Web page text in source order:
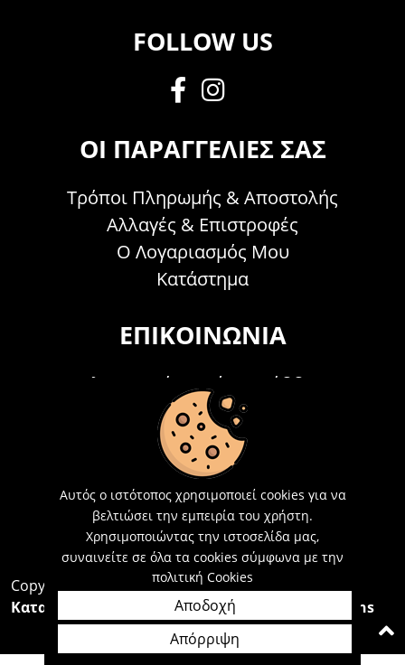
FOLLOW US
ΟΙ ΠΑΡΑΓΓΕΛΊΕΣ ΣΑΣ
Τρόποι Πληρωμής & Αποστολής
Αλλαγές & Επιστροφές
Ο Λογαριασμός Μου
Κατάστημα
ΕΠΙΚΟΙΝΩΝΊΑ
Τηλεφωνικά Δευτέρα - Σάββατο
09:00 - 15:00
Τ: 26214 00104
info@acosmetics.gr
Copyright 2026,
Acosmetics Αθανασόπουλος
Κατασκευή Ιστοσελίδων Interactive Net Solutions
Αυτός ο ιστότοπος χρησιμοποιεί cookies για να
βελτιώσει την εμπειρία του χρήστη.
Χρησιμοποιώντας την ιστοσελίδα μας,
συναινείτε σε όλα τα cookies σύμφωνα με την
πολιτική Cookies
Αποδοχή
Απόρριψη